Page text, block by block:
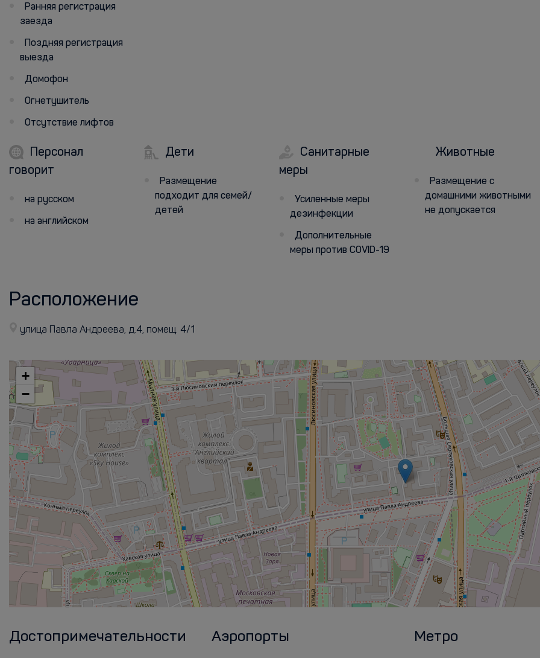
Ранняя регистрация
заезда
Поздняя регистрация
выезда
Домофон
Огнетушитель
Отсутствие лифтов
Персонал
говорит
на русском
на английском
Дети
Размещение
подходит для семей/
детей
Санитарные
меры
Усиленные меры
дезинфекции
Дополнительные
меры против COVID-19
Животные
Размещение с
домашними животными
не допускается
Расположение
улица Павла Андреева, д.4, помещ. 4/1
+
−
Достопримечательности Аэропорты Метро